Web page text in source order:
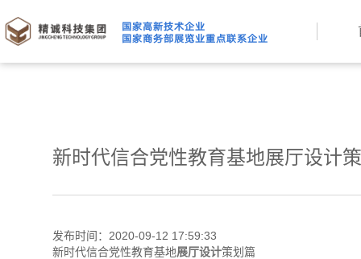
新时代信合党性教育基地展厅设计
发布时间：2020-09-12 17:59:33
新时代信合党性教育基地展厅设计策划篇